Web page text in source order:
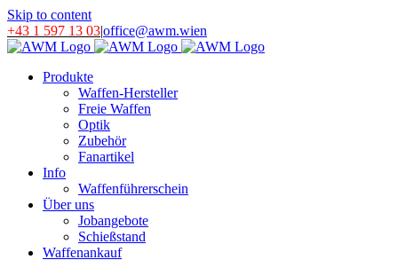
Skip to content
+43 1 597 13 03|office@awm.wien
Produkte
Waffen-Hersteller
Freie Waffen
Optik
Zubehör
Fanartikel
Info
Waffenführerschein
Über uns
Jobangebote
Schießstand
Waffenankauf